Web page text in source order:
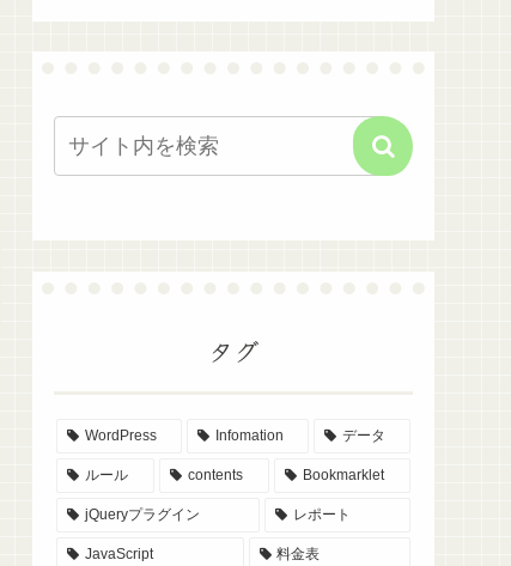
タグ
WordPress Infomation データ
ルール contents Bookmarklet
jQueryプラグイン レポート
JavaScript 料金表